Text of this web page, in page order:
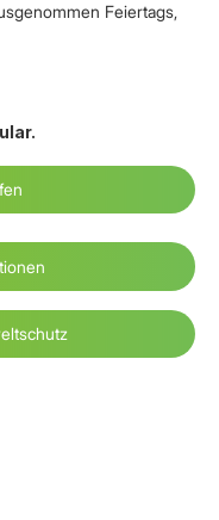
Feiertags,
.